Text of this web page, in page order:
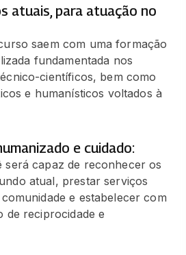
atuais, para atuação no
saem com uma formação
fundamentada nos
científicos, bem como
e humanísticos voltados à
e cuidado:
será capaz de reconhecer os
atual, prestar serviços
e estabelecer com
de reciprocidade e